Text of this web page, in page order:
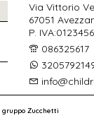
Via Vittorio
67051
P.
086325617
gruppo Zucchetti